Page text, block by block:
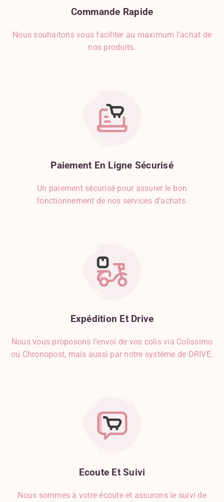
Commande Rapide
Nous souhaitons vous faciliter au maximum l’achat de
nos produits.
Paiement En Ligne Sécurisé
Un paiement sécurisé pour assurer le bon
fonctionnement de nos services d’achats.
Expédition Et Drive
Nous vous proposons l’envoi de vos colis via Colissimo
ou Chronopost, mais aussi par notre système de DRIVE.
Ecoute Et Suivi
Nous sommes à votre écoute et assurons le suivi de